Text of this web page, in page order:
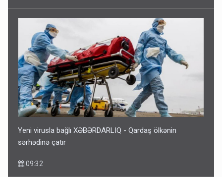
ŞOK! David Seliverstov ölkədən qaçdı
6 Avqust 14:14
Yeni virusla bağlı XƏBƏRDARLIQ - Qardaş ölkənin
sərhədinə çatır
09:32